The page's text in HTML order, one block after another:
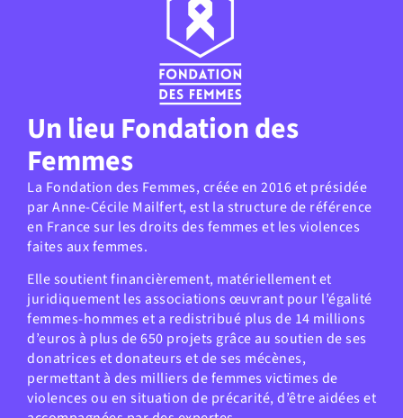
Un lieu Fondation des
Femmes
La Fondation des Femmes, créée en 2016 et présidée
par Anne-Cécile Mailfert, est la structure de référence
en France sur les droits des femmes et les violences
faites aux femmes.
Elle soutient financièrement, matériellement et
juridiquement les associations œuvrant pour l’égalité
femmes-hommes et a redistribué plus de 14 millions
d’euros à plus de 650 projets grâce au soutien de ses
donatrices et donateurs et de ses mécènes,
permettant à des milliers de femmes victimes de
violences ou en situation de précarité, d’être aidées et